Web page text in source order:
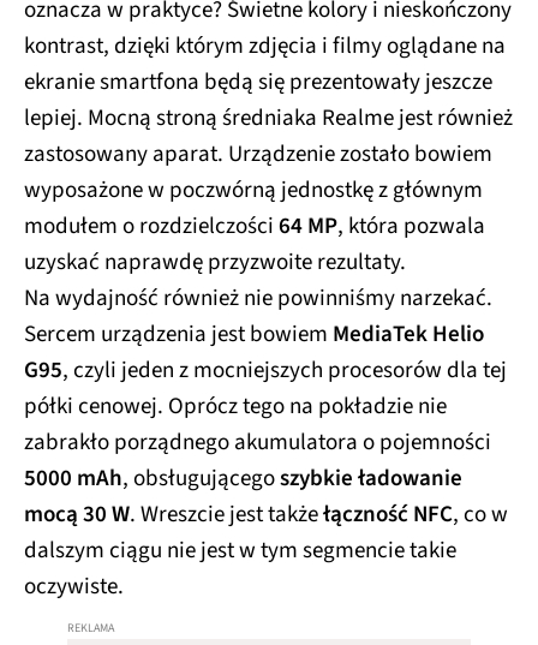
oznacza w praktyce? Świetne kolory i nieskończony
kontrast, dzięki którym zdjęcia i filmy oglądane na
ekranie smartfona będą się prezentowały jeszcze
lepiej. Mocną stroną średniaka Realme jest również
zastosowany aparat. Urządzenie zostało bowiem
wyposażone w poczwórną jednostkę z głównym
modułem o rozdzielczości64 MP, która pozwala
uzyskać naprawdę przyzwoite rezultaty.
Na wydajność również nie powinniśmy narzekać.
Sercem urządzenia jest bowiem MediaTek Helio
G95, czyli jeden z mocniejszych procesorów dla tej
półki cenowej. Oprócz tego na pokładzie nie
zabrakło porządnego akumulatora o pojemności
5000 mAh, obsługującegoszybkie ładowanie
mocą 30 W. Wreszcie jest takżełączność NFC, co w
dalszym ciągu nie jest w tym segmencie takie
oczywiste.